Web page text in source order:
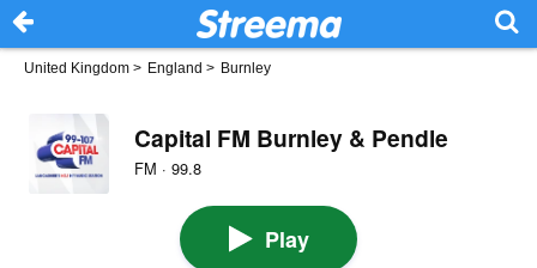
United Kingdom > England > Burnley
Capital FM Burnley & Pendle
FM · 99.8
Play